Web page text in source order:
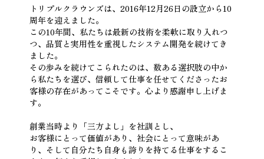
トリプルクラウンズは、2016年12月26日の設立から10
周年を迎えました。
この10年間、私たちは最新の技術を柔軟に取り入れつ
つ、品質と実用性を重視したシステム開発を続けてき
ました。
その歩みを続けてこられたのは、数ある選択肢の中か
ら私たちを選び、信頼して仕事を任せてくださったお
客様の存在があってこそです。心より感謝申し上げま
す。
創業当時より「三方よし」を社訓とし、
お客様にとって価値があり、社会にとって意味があ
り、そして自分たち自身も誇りを持てる仕事をするこ